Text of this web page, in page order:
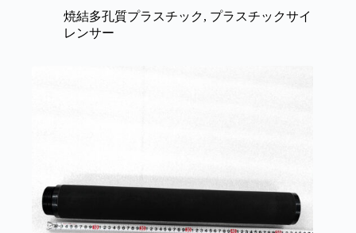
焼結多孔質プラスチック, プラスチックサイ
レンサー